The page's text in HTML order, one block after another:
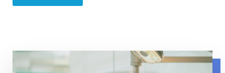
A dentist wearing a mask uses tools to examine a